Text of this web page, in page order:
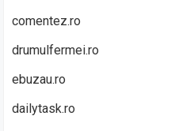
comentez.ro
drumulfermei.ro
ebuzau.ro
dailytask.ro